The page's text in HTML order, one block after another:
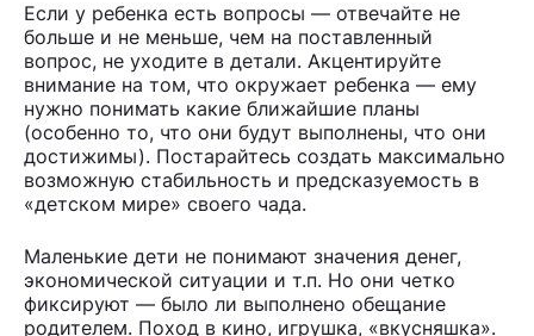
Если у ребенка есть вопросы — отвечайте не
больше и не меньше, чем на поставленный
вопрос, не уходите в детали. Акцентируйте
внимание на том, что окружает ребенка — ему
нужно понимать какие ближайшие планы
(особенно то, что они будут выполнены, что они
достижимы). Постарайтесь создать максимально
возможную стабильность и предсказуемость в
«детском мире» своего чада.
Маленькие дети не понимают значения денег,
экономической ситуации и т.п. Но они четко
фиксируют — было ли выполнено обещание
родителем. Поход в кино, игрушка, «вкусняшка».